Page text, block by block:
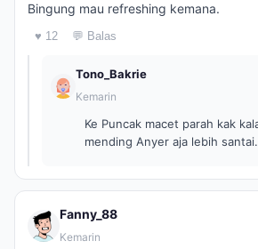
Bingung mau refreshing kemana.
♥ 12 💬 Balas
Tono_Bakrie
Kemarin
Ke Puncak macet parah kak
mending Anyer aja lebih santai.
Fanny_88
Kemarin